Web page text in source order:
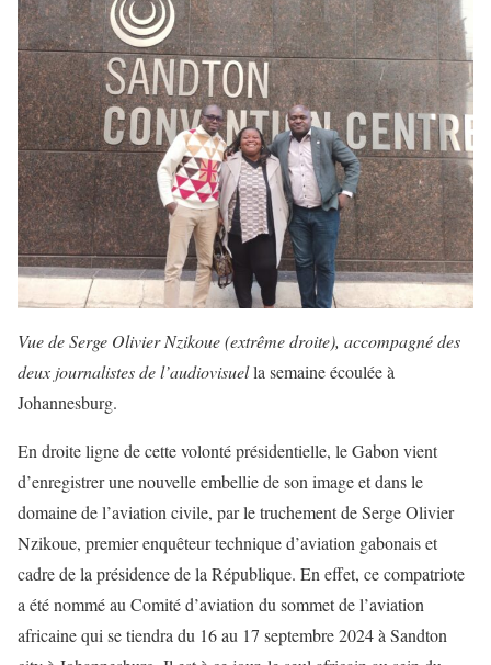
Vue de Serge Olivier Nzikoue (extrême droite), accompagné des
deux journalistes de l’audiovisuella semaine écoulée à
Johannesburg.
En droite ligne de cette volonté présidentielle, le Gabon vient
d’enregistrer une nouvelle embellie de son image et dans le
domaine de l’aviation civile, par le truchement de Serge Olivier
Nzikoue, premier enquêteur technique d’aviation gabonais et
cadre de la présidence de la République. En effet, ce compatriote
a été nommé au Comité d’aviation du sommet de l’aviation
africaine qui se tiendra du 16 au 17 septembre 2024 à Sandton